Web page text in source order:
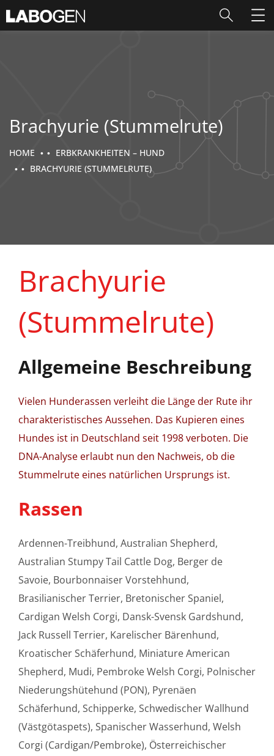
Brachyurie (Stummelrute)
HOME
ERBKRANKHEITEN – HUND
BRACHYURIE (STUMMELRUTE)
Brachyurie
(Stummelrute)
Allgemeine Beschreibung
Vielen Hunderassen verleiht die Länge der Rute ihr
charakteristisches Aussehen. Das Kupieren eines
Hundes ist in Deutschland seit 1998 verboten. Die
DNA-Analyse erlaubt nun den Nachweis, ob die
Stummelrute eines natürlichen Ursprungs ist.
Rassen
Ardennen-Treibhund, Australian Shepherd,
Australian Stumpy Tail Cattle Dog, Berger de
Savoie, Bourbonnaiser Vorstehhund,
Brasilianischer Terrier, Bretonischer Spaniel,
Cardigan Welsh Corgi, Dansk-Svensk Gardshund,
Jack Russell Terrier, Karelischer Bärenhund,
Kroatischer Schäferhund, Miniature American
Shepherd, Mudi, Pembroke Welsh Corgi, Polnischer
Niederungshütehund (PON), Pyrenäen
Schäferhund, Schipperke, Schwedischer Wallhund
(Västgötaspets), Spanischer Wasserhund, Welsh
Corgi (Cardigan/Pembroke), Österreichischer